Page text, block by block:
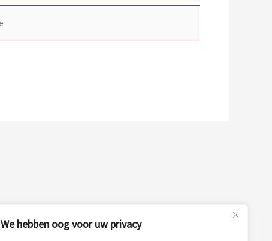
We hebben oog voor uw privacy